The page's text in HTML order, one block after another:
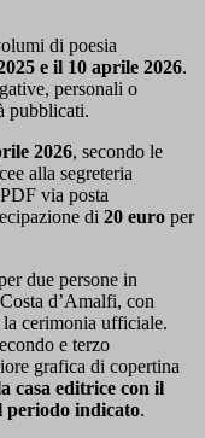
di poesia
e il 10 aprile 2026.
personali o
pubblicati.
2026, secondo le
alla segreteria
via posta
di 20 euro per
due persone in
d’Amalfi, con
cerimonia ufficiale.
e terzo
grafica di copertina
casa editrice con il
indicato.